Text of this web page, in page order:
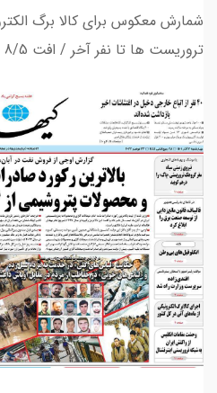
شمارش معکوس برای کالا برگ
تروریست ها تا نفر آخر / افت 8/5 درصدی رشد سالانه نقدینگی